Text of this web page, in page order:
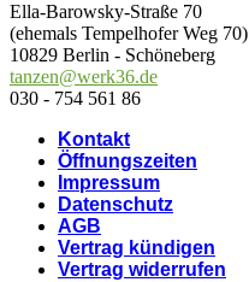
Ella-Barowsky-Straße 70
(ehemals Tempelhofer Weg 70)
10829 Berlin - Schöneberg
tanzen@werk36.de
030 - 754 561 86
Kontakt
Öffnungszeiten
Impressum
Datenschutz
AGB
Vertrag kündigen
Vertrag widerrufen